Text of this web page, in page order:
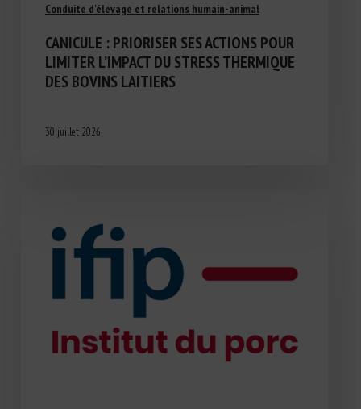
Conduite d'élevage et relations humain-animal
CANICULE : PRIORISER SES ACTIONS POUR
LIMITER L’IMPACT DU STRESS THERMIQUE
DES BOVINS LAITIERS
30 juillet 2026